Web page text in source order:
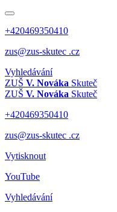
+420469350410
zus@zus-skutec .cz
Vyhledávání
ZUŠ V. Nováka Skuteč
ZUŠ V. Nováka Skuteč
+420469350410
zus@zus-skutec .cz
Vytisknout
YouTube
Vyhledávání